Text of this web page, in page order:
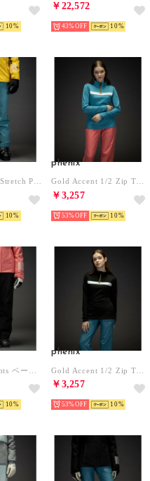
10
￥22,572
43% 10
10
phenix
Gold Accent 1/2 Zip Tee ゴールドアクセントWs1/2ジップティー/Middle レディース/スキーウェア/インナー （ターコイズブルー）
￥3,257
53% 10
10
phenix
Gold Accent 1/2 Zip Tee ゴールドアクセントWs1/2ジップティー/Middle レディース/スキーウェア/インナー （ブラック）
￥3,257
53% 10